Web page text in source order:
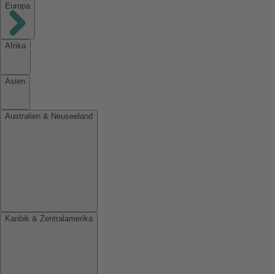
Europa
Afrika
Asien
Australien & Neuseeland
Karibik & Zentralamerika